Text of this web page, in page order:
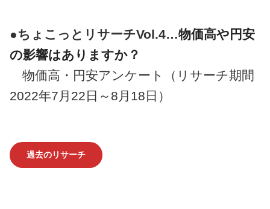
●ちょこっとリサーチVol.4…物価高や円安
の影響はありますか？
物価高・円安アンケート（リサーチ期間
2022年7月22日～8月18日）
過去のリサーチ